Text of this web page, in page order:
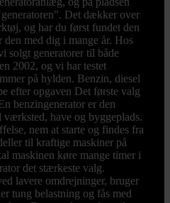
Det dækker over
og har du først fundet den
den med dig i mange år. Hos
solgt generatorer til både
2002, og vi har testet
på hylden. Benzin, diesel
efter opgaven Det første valg
benzingenerator er den
værksted, have og byggeplads.
nem at starte og findes fra
til kraftige maskiner på
maskinen køre mange timer i
det stærkeste valg.
lavere omdrejninger, bruger
tung belastning og fås med